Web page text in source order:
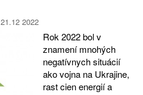
21.12 2022
Rok 2022 bol v
znamení mnohých
negatívnych situácií
ako vojna na Ukrajine,
rast cien energií a